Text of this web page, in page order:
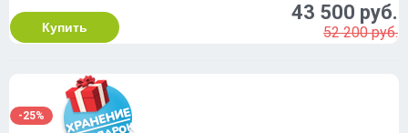
Купить
43 500 руб.
52 200 руб.
-25%